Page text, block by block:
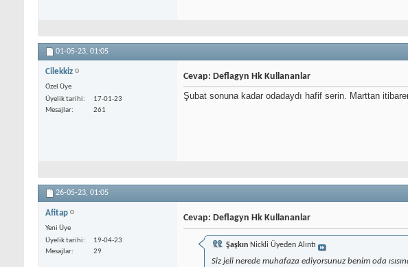
01-05-23, 01:05
Cilekkiz
Özel Üye
Üyelik tarihi
17-01-23
Mesajlar
261
Cevap: Deflagyn Hk Kullananlar
Şubat sonuna kadar odadaydı hafif serin. Marttan
26-05-23, 01:05
Afitap
Yeni Üye
Üyelik tarihi
19-04-23
Mesajlar
29
Cevap: Deflagyn Hk Kullananlar
Şaşkın Nickli Üyeden Alıntı
Siz jeli nerede muhafaza ediyorsunuz benim oda